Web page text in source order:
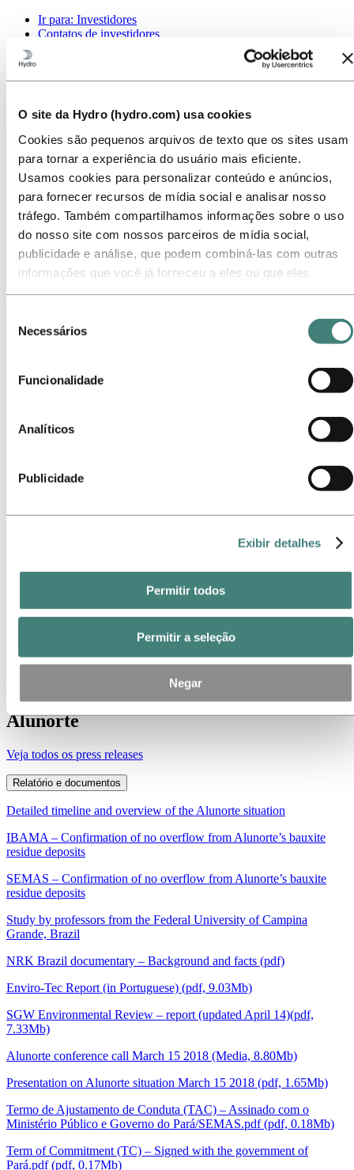
O site da Hydro (hydro.com) usa cookies
Cookies são pequenos arquivos de texto que os sites usam
para tornar a experiência do usuário mais eficiente.
Usamos cookies para personalizar conteúdo e anúncios,
para fornecer recursos de mídia social e analisar nosso
tráfego. Também compartilhamos informações sobre o uso
do nosso site com nossos parceiros de mídia social,
publicidade e análise, que podem combiná-las com outras
informações que você já forneceu a eles ou que eles
não necessários. Selecione o botão ‘Permitir seleção’ para
aceitar os cookies selecionados. Selecione o botão ‘Permitir
todos’ para aceitar todos os tipos de cookies. Importante -
Você pode desativar ou limitar o uso de cookies diretamente
ao fazer isso, é possível que alguns sites não funcionem
Necessários
Funcionalidade
Analíticos
Publicidade
Exibir detalhes
Permitir todos
Permitir a seleção
Negar
Ir para: Investidores
Contatos de investidores
Temas em destaque
Ir para:Sobre a Hydro
Sobre a Hydro
Indústrias que fazem a diferença
Nosso propósito e valores
Nossa Estratégia
Localizações da Hydro no Brasil
Nossa história
Gerenciamento e Organização
Stories By Hydro
Contatos de meios de comunicação
Temas em destaque
Galeria de mídia
Temas em destaque
Arquivos
Press releases sobre a situação da
Alunorte
Veja todos os press releases
Relatório e documentos
Detailed timeline and overview of the Alunorte situation
IBAMA – Confirmation of no overflow from Alunorte’s bauxite
residue deposits
SEMAS – Confirmation of no overflow from Alunorte’s bauxite
residue deposits
Study by professors from the Federal University of Campina
Grande, Brazil
NRK Brazil documentary – Background and facts (pdf)
Enviro-Tec Report (in Portuguese) (pdf, 9.03Mb)
SGW Environmental Review – report (updated April 14)(pdf,
7.33Mb)
Alunorte conference call March 15 2018 (Media, 8.80Mb)
Presentation on Alunorte situation March 15 2018 (pdf, 1.65Mb)
Termo de Ajustamento de Conduta (TAC) – Assinado com o
Ministério Público e Governo do Pará/SEMAS.pdf (pdf, 0.18Mb)
Term of Commitment (TC) – Signed with the government of
Pará.pdf (pdf, 0.17Mb)